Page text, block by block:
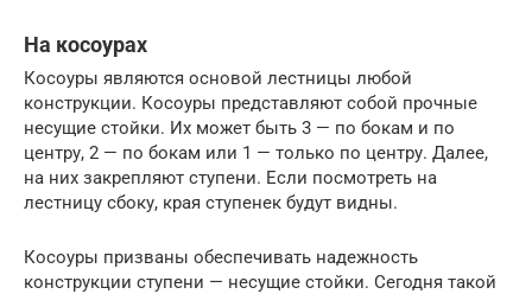
На косоурах
Косоуры являются основой лестницы любой
конструкции. Косоуры представляют собой прочные
несущие стойки. Их может быть 3 — по бокам и по
центру, 2 — по бокам или 1 — только по центру. Далее,
на них закрепляют ступени. Если посмотреть на
лестницу сбоку, края ступенек будут видны.
Косоуры призваны обеспечивать надежность
конструкции ступени — несущие стойки. Сегодня такой